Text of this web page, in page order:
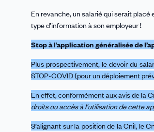
En revanche, un salarié qui serait
type d’information à son employeur !
Stop à l’application généralisée de
Plus prospectivement, le devoir du
STOP-COVID (pour un déploiement
En effet, conformément aux avis de la
droits ou accès à l’utilisation de cette
S’alignant sur la position de la Cnil, le